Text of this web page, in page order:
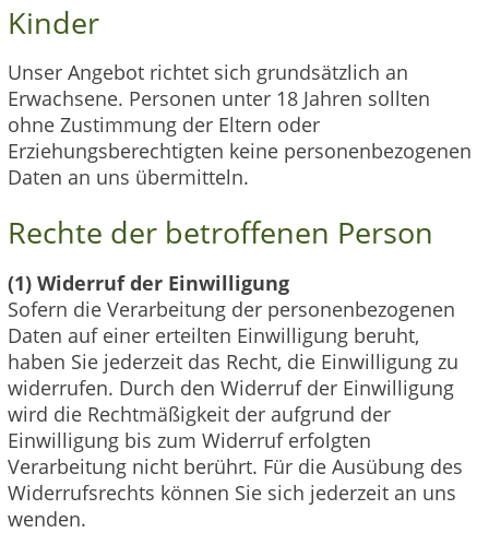
Kinder
Unser Angebot richtet sich grundsätzlich an
Erwachsene. Personen unter 18 Jahren sollten
ohne Zustimmung der Eltern oder
Erziehungsberechtigten keine personenbezogenen
Daten an uns übermitteln.
Rechte der betroffenen Person
(1) Widerruf der Einwilligung
Sofern die Verarbeitung der personenbezogenen
Daten auf einer erteilten Einwilligung beruht,
haben Sie jederzeit das Recht, die Einwilligung zu
widerrufen. Durch den Widerruf der Einwilligung
wird die Rechtmäßigkeit der aufgrund der
Einwilligung bis zum Widerruf erfolgten
Verarbeitung nicht berührt. Für die Ausübung des
Widerrufsrechts können Sie sich jederzeit an uns
wenden.